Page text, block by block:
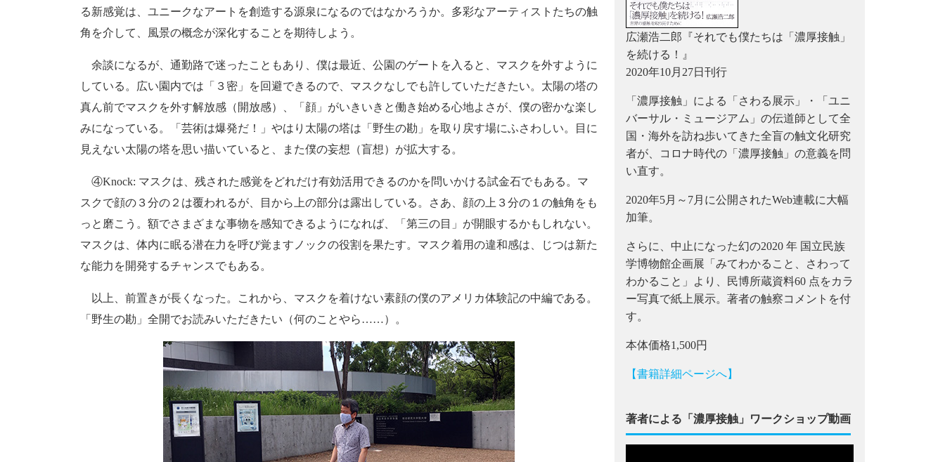
る新感覚は、ユニークなアートを創造する源泉になるのではなかろうか。多彩なアーティストたちの触
角を介して、風景の概念が深化することを期待しよう。
余談になるが、通勤路で迷ったこともあり、僕は最近、公園のゲートを入ると、マスクを外すように
している。広い園内では「３密」を回避できるので、マスクなしでも許していただきたい。太陽の塔の
真ん前でマスクを外す解放感（開放感）、「顔」がいきいきと働き始める心地よさが、僕の密かな楽し
みになっている。「芸術は爆発だ！」やはり太陽の塔は「野生の勘」を取り戻す場にふさわしい。目に
見えない太陽の塔を思い描いていると、また僕の妄想（盲想）が拡大する。
④Knock: マスクは、残された感覚をどれだけ有効活用できるのかを問いかける試金石でもある。マ
スクで顔の３分の２は覆われるが、目から上の部分は露出している。さあ、顔の上３分の１の触角をも
っと磨こう。額でさまざまな事物を感知できるようになれば、「第三の目」が開眼するかもしれない。
マスクは、体内に眠る潜在力を呼び覚ますノックの役割を果たす。マスク着用の違和感は、じつは新た
な能力を開発するチャンスでもある。
以上、前置きが長くなった。これから、マスクを着けない素顔の僕のアメリカ体験記の中編である。
「野生の勘」全開でお読みいただきたい（何のことやら……）。
広瀬浩二郎『それでも僕たちは「濃厚接触」
を続ける！』
2020年10月27日刊行
「濃厚接触」による「さわる展示」・「ユニ
バーサル・ミュージアム」の伝道師として全
国・海外を訪ね歩いてきた全盲の触文化研究
者が、コロナ時代の「濃厚接触」の意義を問
い直す。
2020年5月～7月に公開されたWeb連載に大幅
加筆。
さらに、中止になった幻の2020 年 国立民族
学博物館企画展「みてわかること、さわって
わかること」より、民博所蔵資料60 点をカラ
ー写真で紙上展示。著者の触察コメントを付
す。
本体価格1,500円
【書籍詳細ページへ】
著者による「濃厚接触」ワークショップ動画